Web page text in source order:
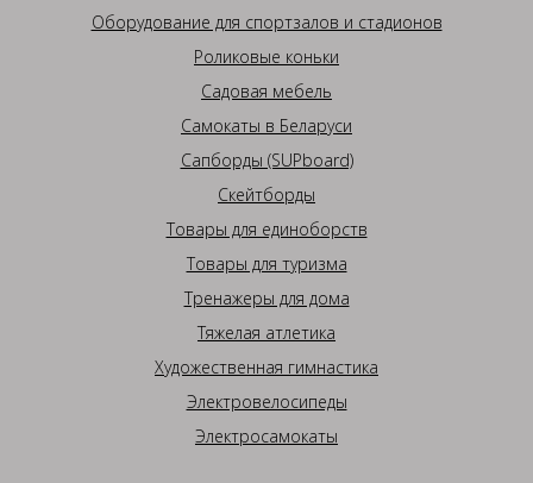
Оборудование для спортзалов и стадионов
Роликовые коньки
Садовая мебель
Самокаты в Беларуси
Сапборды (SUPboard)
Скейтборды
Товары для единоборств
Товары для туризма
Тренажеры для дома
Тяжелая атлетика
Художественная гимнастика
Электровелосипеды
Электросамокаты